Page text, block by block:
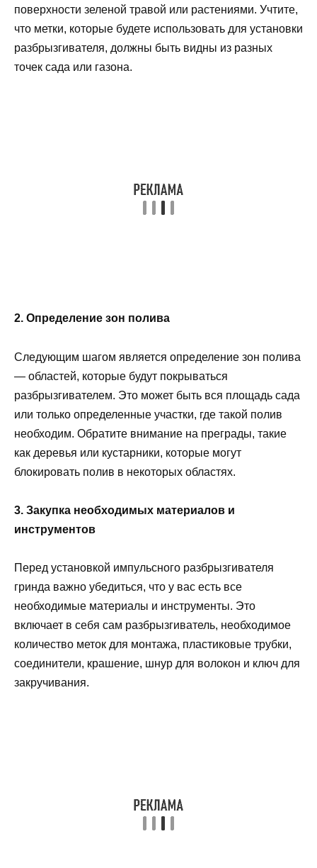
поверхности зеленой травой или растениями. Учтите,
что метки, которые будете использовать для установки
разбрызгивателя, должны быть видны из разных
точек сада или газона.
2. Определение зон полива
Следующим шагом является определение зон полива
— областей, которые будут покрываться
разбрызгивателем. Это может быть вся площадь сада
или только определенные участки, где такой полив
необходим. Обратите внимание на преграды, такие
как деревья или кустарники, которые могут
блокировать полив в некоторых областях.
3. Закупка необходимых материалов и
инструментов
Перед установкой импульсного разбрызгивателя
гринда важно убедиться, что у вас есть все
необходимые материалы и инструменты. Это
включает в себя сам разбрызгиватель, необходимое
количество меток для монтажа, пластиковые трубки,
соединители, крашение, шнур для волокон и ключ для
закручивания.